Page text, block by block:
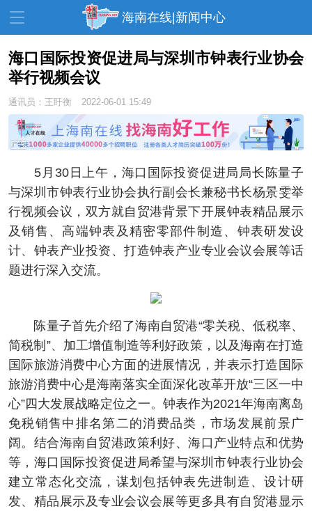
海南在线|新闻中心
资讯中心 热点
文体 消费
教育 健康 房产
家装 交通 美食
生活 演出 活动
展会 走读海南 周末去哪儿
人才在线 天涯企服
海口国际投资促进局与深圳市钟表行业协会
举行视频会议
通讯员：王盱衡 2022-06-01 15:49
5月30日上午，海口国际投资促进局局长陈量子
与深圳市钟表行业协会执行副会长兼秘书长杨景雯举
行视频会议，双方就自贸港背景下开展钟表精品展示
及销售、高端钟表及精密零部件制造、钟表研发设
计、钟表产业投资、打造钟表产业专业会议会展等话
题进行深入交流。
陈量子首先介绍了海南自贸港“零关税、低税率、
简税制”、加工增值制造等利好政策，以及海南在打造
国际旅游消费中心方面的进展情况，并表示打造国际
旅游消费中心是海南落实全面深化改革开放“三区一中
心”四大发展战略定位之一。钟表作为2021年海南离岛
免税销售中排名第二的消费品类，市场发展前景广
阔。结合海南自贸港政策利好、海口产业特点和优势
等，海口国际投资促进局希望与深圳市钟表行业协会
建立常态化交流，谋划包括钟表先进制造、设计研
发、精品展示及专业会议会展等更多具有自贸港显示